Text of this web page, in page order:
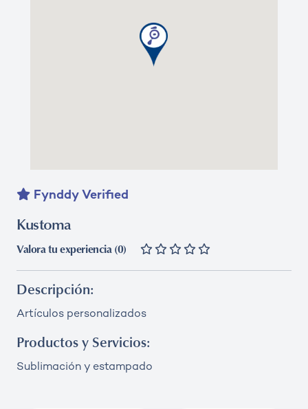
Fynddy Verified
Kustoma
Valora tu experiencia (0)
Descripción:
Artículos personalizados
Productos y Servicios:
Sublimación y estampado